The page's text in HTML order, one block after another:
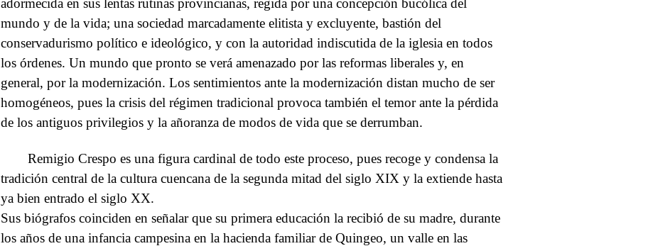
adormecida en sus lentas rutinas provincianas, regida por una concepción bucólica del
mundo y de la vida; una sociedad marcadamente elitista y excluyente, bastión del
conservadurismo político e ideológico, y con la autoridad indiscutida de la iglesia en todos
los órdenes. Un mundo que pronto se verá amenazado por las reformas liberales y, en
general, por la modernización. Los sentimientos ante la modernización distan mucho de ser
homogéneos, pues la crisis del régimen tradicional provoca también el temor ante la pérdida
de los antiguos privilegios y la añoranza de modos de vida que se derrumban.
Remigio Crespo es una figura cardinal de todo este proceso, pues recoge y condensa la
tradición central de la cultura cuencana de la segunda mitad del siglo XIX y la extiende hasta
ya bien entrado el siglo XX.
Sus biógrafos coinciden en señalar que su primera educación la recibió de su madre, durante
los años de una infancia campesina en la hacienda familiar de Quingeo, un valle en las